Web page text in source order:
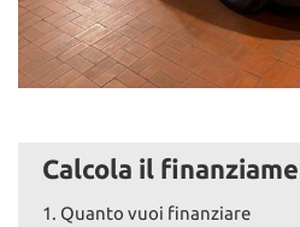
Calcola il
1. Quanto vuoi finanziare